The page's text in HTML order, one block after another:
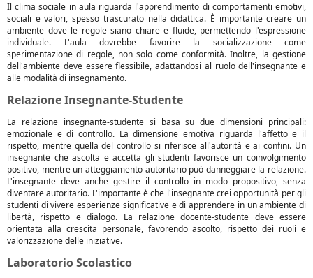
Il clima sociale in aula riguarda l'apprendimento di comportamenti emotivi,
sociali e valori, spesso trascurato nella didattica. È importante creare un
ambiente dove le regole siano chiare e fluide, permettendo l'espressione
individuale. L'aula dovrebbe favorire la socializzazione come
sperimentazione di regole, non solo come conformità. Inoltre, la gestione
dell'ambiente deve essere flessibile, adattandosi al ruolo dell'insegnante e
alle modalità di insegnamento.
Relazione Insegnante-Studente
La relazione insegnante-studente si basa su due dimensioni principali:
emozionale e di controllo. La dimensione emotiva riguarda l'affetto e il
rispetto, mentre quella del controllo si riferisce all'autorità e ai confini. Un
insegnante che ascolta e accetta gli studenti favorisce un coinvolgimento
positivo, mentre un atteggiamento autoritario può danneggiare la relazione.
L'insegnante deve anche gestire il controllo in modo propositivo, senza
diventare autoritario. L'importante è che l'insegnante crei opportunità per gli
studenti di vivere esperienze significative e di apprendere in un ambiente di
libertà, rispetto e dialogo. La relazione docente-studente deve essere
orientata alla crescita personale, favorendo ascolto, rispetto dei ruoli e
valorizzazione delle iniziative.
Laboratorio Scolastico